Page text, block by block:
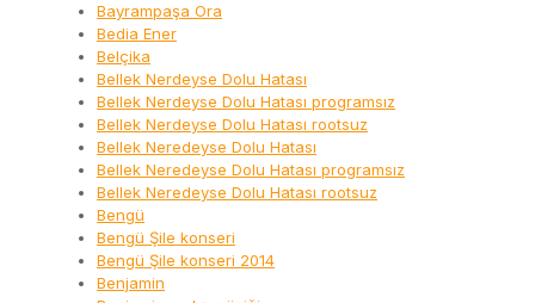
Bayrampaşa Ora
Bedia Ener
Belçika
Bellek Nerdeyse Dolu Hatası
Bellek Nerdeyse Dolu Hatası programsız
Bellek Nerdeyse Dolu Hatası rootsuz
Bellek Neredeyse Dolu Hatası
Bellek Neredeyse Dolu Hatası programsız
Bellek Neredeyse Dolu Hatası rootsuz
Bengü
Bengü Şile konseri
Bengü Şile konseri 2014
Benjamin